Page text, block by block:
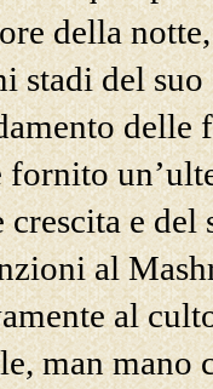
della
stadi del
delle
fornito
crescita e
al
al
man mano